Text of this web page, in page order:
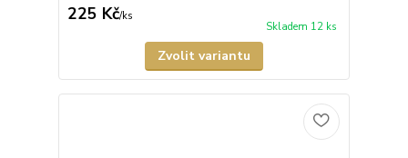
225 Kč/ks
Skladem 12 ks
Zvolit variantu